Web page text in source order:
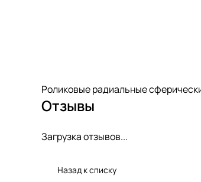
Роликовые радиальные
Отзывы
Загрузка отзывов...
Назад к списку